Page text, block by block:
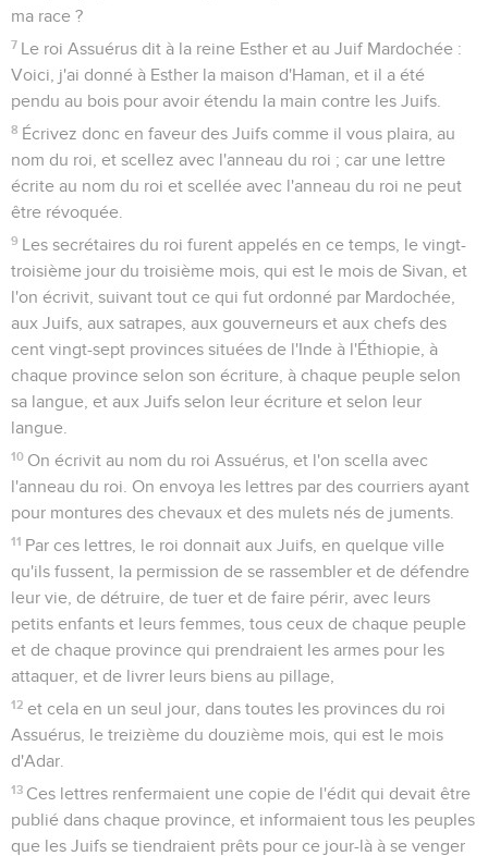
ma race ?
7 Le roi Assuérus dit à la reine Esther et au Juif Mardochée :
Voici, j'ai donné à Esther la maison d'Haman, et il a été
pendu au bois pour avoir étendu la main contre les Juifs.
8 Écrivez donc en faveur des Juifs comme il vous plaira, au
nom du roi, et scellez avec l'anneau du roi ; car une lettre
écrite au nom du roi et scellée avec l'anneau du roi ne peut
être révoquée.
9 Les secrétaires du roi furent appelés en ce temps, le vingt-
troisième jour du troisième mois, qui est le mois de Sivan, et
l'on écrivit, suivant tout ce qui fut ordonné par Mardochée,
aux Juifs, aux satrapes, aux gouverneurs et aux chefs des
cent vingt-sept provinces situées de l'Inde à l'Éthiopie, à
chaque province selon son écriture, à chaque peuple selon
sa langue, et aux Juifs selon leur écriture et selon leur
langue.
10 On écrivit au nom du roi Assuérus, et l'on scella avec
l'anneau du roi. On envoya les lettres par des courriers ayant
pour montures des chevaux et des mulets nés de juments.
11 Par ces lettres, le roi donnait aux Juifs, en quelque ville
qu'ils fussent, la permission de se rassembler et de défendre
leur vie, de détruire, de tuer et de faire périr, avec leurs
petits enfants et leurs femmes, tous ceux de chaque peuple
et de chaque province qui prendraient les armes pour les
attaquer, et de livrer leurs biens au pillage,
12 et cela en un seul jour, dans toutes les provinces du roi
Assuérus, le treizième du douzième mois, qui est le mois
d'Adar.
13 Ces lettres renfermaient une copie de l'édit qui devait être
publié dans chaque province, et informaient tous les peuples
que les Juifs se tiendraient prêts pour ce jour-là à se venger